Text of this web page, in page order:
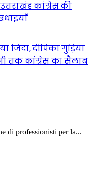
कांग्रेस की
जिंदा, दीपिका गुड़िया
तक कांग्रेस का सैलाब
di professionisti per la...